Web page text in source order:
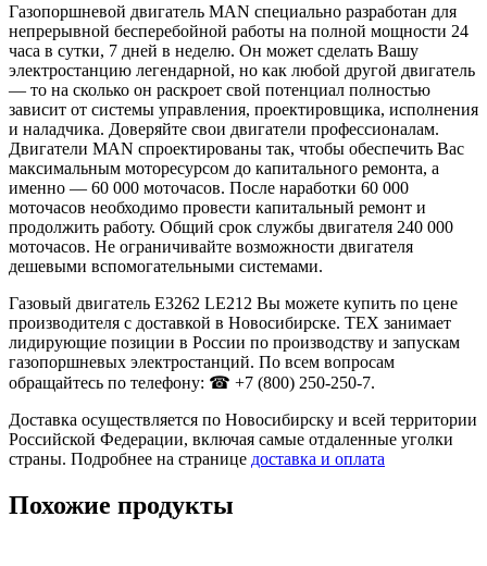
Газопоршневой двигатель MAN специально разработан для
непрерывной бесперебойной работы на полной мощности 24
часа в сутки, 7 дней в неделю. Он может сделать Вашу
электростанцию легендарной, но как любой другой двигатель
— то на сколько он раскроет свой потенциал полностью
зависит от системы управления, проектировщика, исполнения
и наладчика. Доверяйте свои двигатели профессионалам.
Двигатели MAN спроектированы так, чтобы обеспечить Вас
максимальным моторесурсом до капитального ремонта, а
именно — 60 000 моточасов. После наработки 60 000
моточасов необходимо провести капитальный ремонт и
продолжить работу. Общий срок службы двигателя 240 000
моточасов. Не ограничивайте возможности двигателя
дешевыми вспомогательными системами.
Газовый двигатель E3262 LE212 Вы можете купить по цене
производителя с доставкой в Новосибирске. ТЕХ занимает
лидирующие позиции в России по производству и запускам
газопоршневых электростанций. По всем вопросам
обращайтесь по телефону: ☎ +7 (800) 250-250-7.
Доставка осуществляется по Новосибирску и всей территории
Российской Федерации, включая самые отдаленные уголки
страны. Подробнее на странице доставка и оплата
Похожие продукты